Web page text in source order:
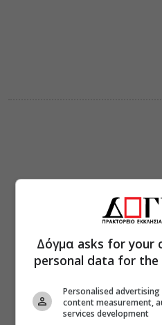
Δόγμα asks for your
personal data for
Personalised
content measurement,
services development